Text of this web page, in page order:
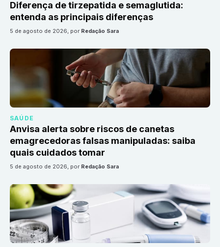
Diferença de tirzepatida e semaglutida:
entenda as principais diferenças
5 de agosto de 2026, por Redação Sara
SAÚDE
Anvisa alerta sobre riscos de canetas
emagrecedoras falsas manipuladas: saiba
quais cuidados tomar
5 de agosto de 2026, por Redação Sara